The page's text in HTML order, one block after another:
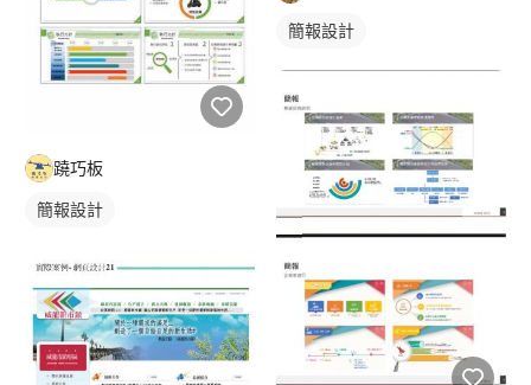
蹺巧板
簡報設計
簡報設計